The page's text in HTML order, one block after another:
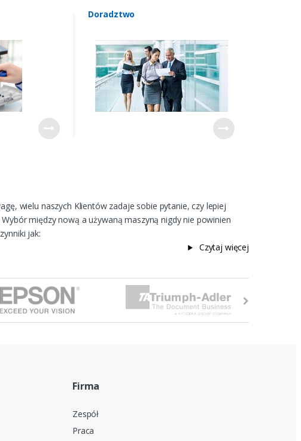
Doradztwo
wielu naszych Klientów zadaje sobie pytanie, czy lepiej
między nową a używaną maszyną nigdy nie powinien
jak:
Czytaj więcej
Firma
Zespół
Praca